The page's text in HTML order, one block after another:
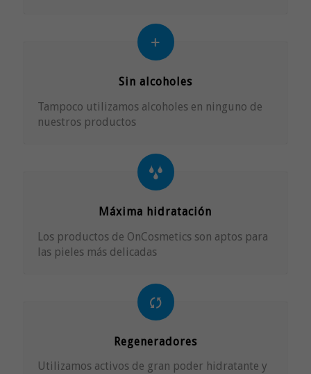
Sin alcoholes
Tampoco utilizamos alcoholes en ninguno de
nuestros productos
Máxima hidratación
Los productos de OnCosmetics son aptos para
las pieles más delicadas
Regeneradores
Utilizamos activos de gran poder hidratante y